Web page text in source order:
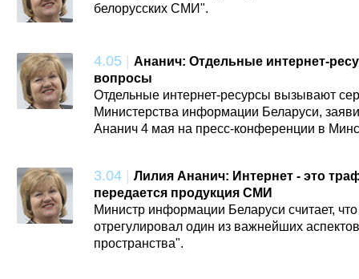
белорусских СМИ".
4.05
Ананич: Отдельные интернет-
вопросы
Отдельные интернет-ресурсы вызывают
Министерства информации Беларуси,
Ананич 4 мая на пресс-конференции в
3.04
Лилия Ананич: Интернет - это
передается продукция СМИ
Министр информации Беларуси считает,
отрегулировал один из важнейших
пространства".